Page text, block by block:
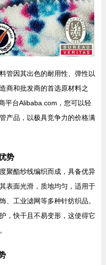
管因其出色的耐用性、弹性以
商和批发商的首选原材料之
平台Alibaba.com，您可以轻
产品，以极具竞争力的价格满
势
聚酯纱线编织而成，具备优异
表面光滑，质地均匀，适用于
、工业滤网等多种针纺织品。
，快干且不易变形，这使得它